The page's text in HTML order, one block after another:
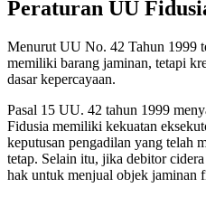
Peraturan UU
Menurut UU No. 42 Tahun 1999
memiliki barang jaminan, tetapi
dasar kepercayaan.
Pasal 15 UU. 42 tahun 1999
Fidusia memiliki kekuatan
keputusan pengadilan yang telah
tetap. Selain itu, jika debitor
hak untuk menjual objek jaminan